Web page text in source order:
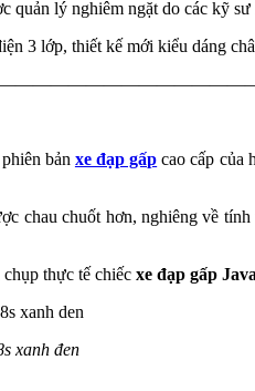
quản lý nghiêm ngặt do các kỹ
3 lớp, thiết kế mới kiểu dáng
bản xe đạp gấp cao cấp của
chau chuốt hơn, nghiêng về
thực tế chiếc xe đạp gấp
xanh đen